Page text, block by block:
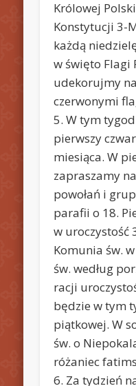
Królowej
Konstytucji 3-
każdą
w święto Flagi
udekorujmy
czerwonymi
5. W tym
pierwszy
miesiąca. W
zapraszamy
powołań i
parafii o 18.
w uroczystość
Komunia św.
św. według
racji
będzie w tym
piątkowej. W
św. o
różaniec
6. Za tydzień